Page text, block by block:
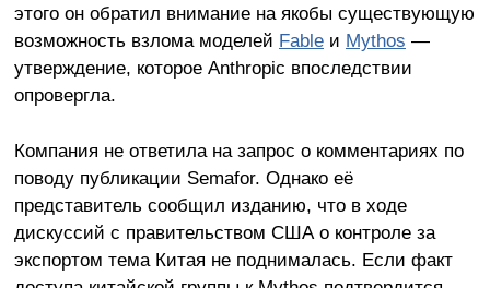
этого он обратил внимание на якобы существующую
возможность взлома моделей Fableи Mythos —
утверждение, которое Anthropic впоследствии
опровергла.
Компания не ответила на запрос о комментариях по
поводу публикации Semafor. Однако её
представитель сообщил изданию, что в ходе
дискуссий с правительством США о контроле за
экспортом тема Китая не поднималась. Если факт